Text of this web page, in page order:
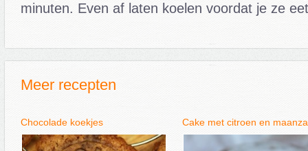
minuten. Even af laten koelen voordat je ze
Meer recepten
Chocolade koekjes Cake met citroen en